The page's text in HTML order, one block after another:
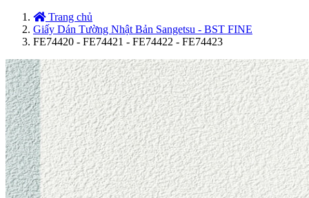
Trang chủ
Giấy Dán Tường Nhật Bản Sangetsu - BST FINE
FE74420 - FE74421 - FE74422 - FE74423